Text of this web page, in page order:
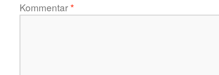
Kommentar*